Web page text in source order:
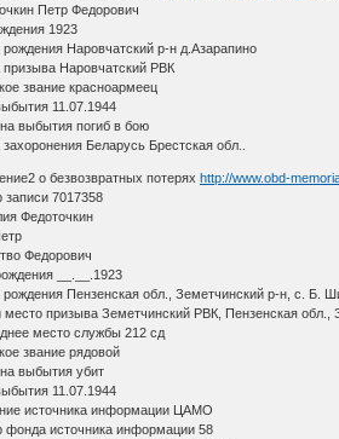
Петр Федорович
1923
рождения Наровчатский р-н д.Азарапино
призыва Наровчатский РВК
звание красноармеец
11.07.1944
выбытия погиб в бою
Беларусь Брестская обл..
о безвозвратных потеряхhttp://www.obd-
записи 7017358
Федоточкин
Федорович
__.__.1923
рождения Пензенская обл., Земетчинский р-н, с. Б.
место призыва Земетчинский РВК, Пензенская обл.,
место службы 212 сд
звание рядовой
выбытия убит
11.07.1944
источника информации ЦАМО
фонда источника информации 58